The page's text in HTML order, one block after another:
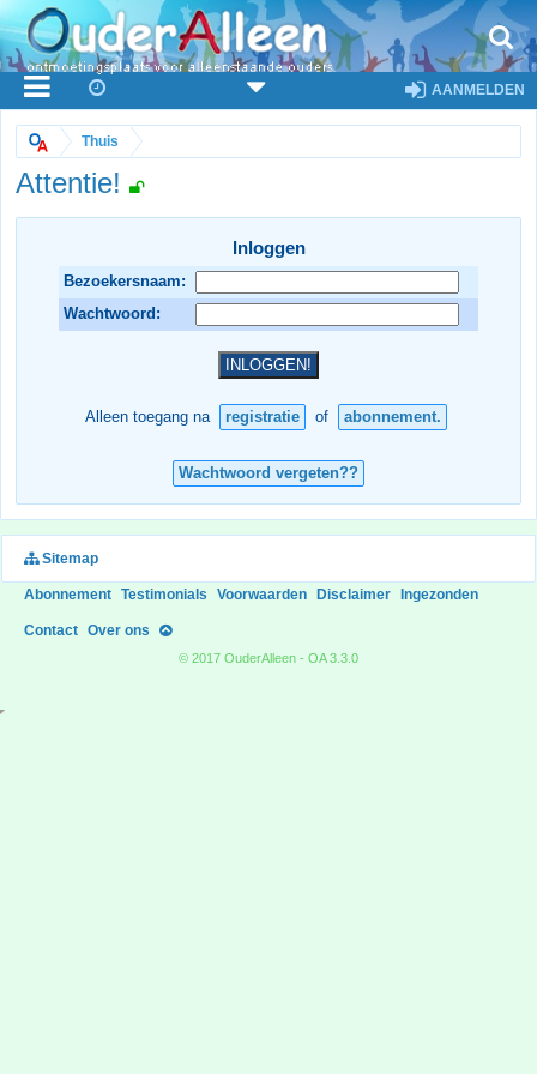
AANMELDEN
Thuis
Attentie!
Inloggen
Bezoekersnaam:
Wachtwoord:
Alleen toegang na registratie of abonnement.
Wachtwoord vergeten??
Sitemap
Abonnement Testimonials Voorwaarden Disclaimer Ingezonden
Contact Over ons
© 2017 OuderAlleen - OA 3.3.0